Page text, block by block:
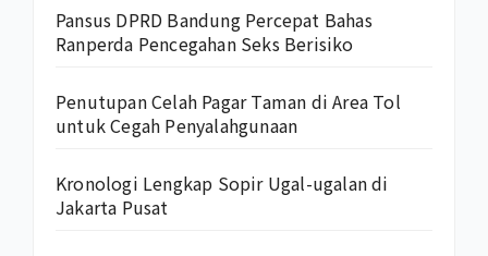
Pansus DPRD Bandung Percepat Bahas
Ranperda Pencegahan Seks Berisiko
Penutupan Celah Pagar Taman di Area Tol
untuk Cegah Penyalahgunaan
Kronologi Lengkap Sopir Ugal-ugalan di
Jakarta Pusat